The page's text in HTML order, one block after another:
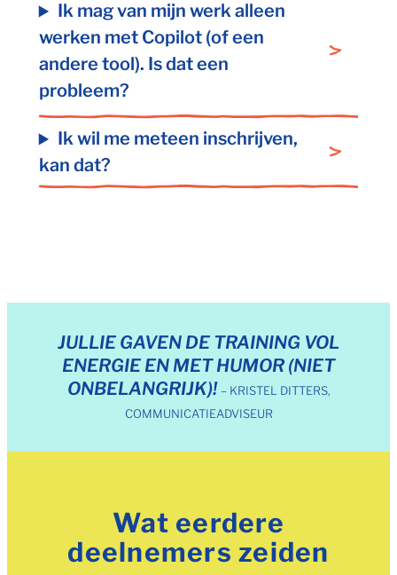
Ik mag van mijn werk alleen
werken met Copilot (of een
andere tool). Is dat een
probleem?
Ik wil me meteen inschrijven,
kan dat?
JULLIE GAVEN DE TRAINING VOL
ENERGIE EN MET HUMOR (NIET
ONBELANGRIJK)! – KRISTEL DITTERS,
COMMUNICATIEADVISEUR
Wat eerdere
deelnemers zeiden